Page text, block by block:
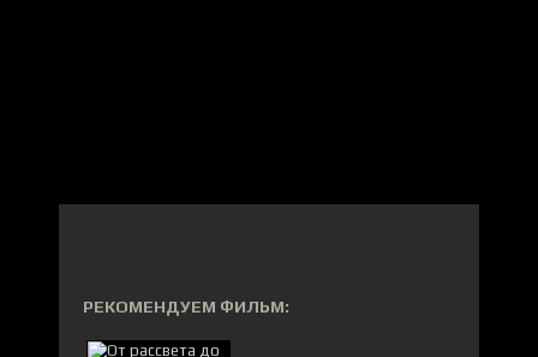
РЕКОМЕНДУЕМ ФИЛЬМ: